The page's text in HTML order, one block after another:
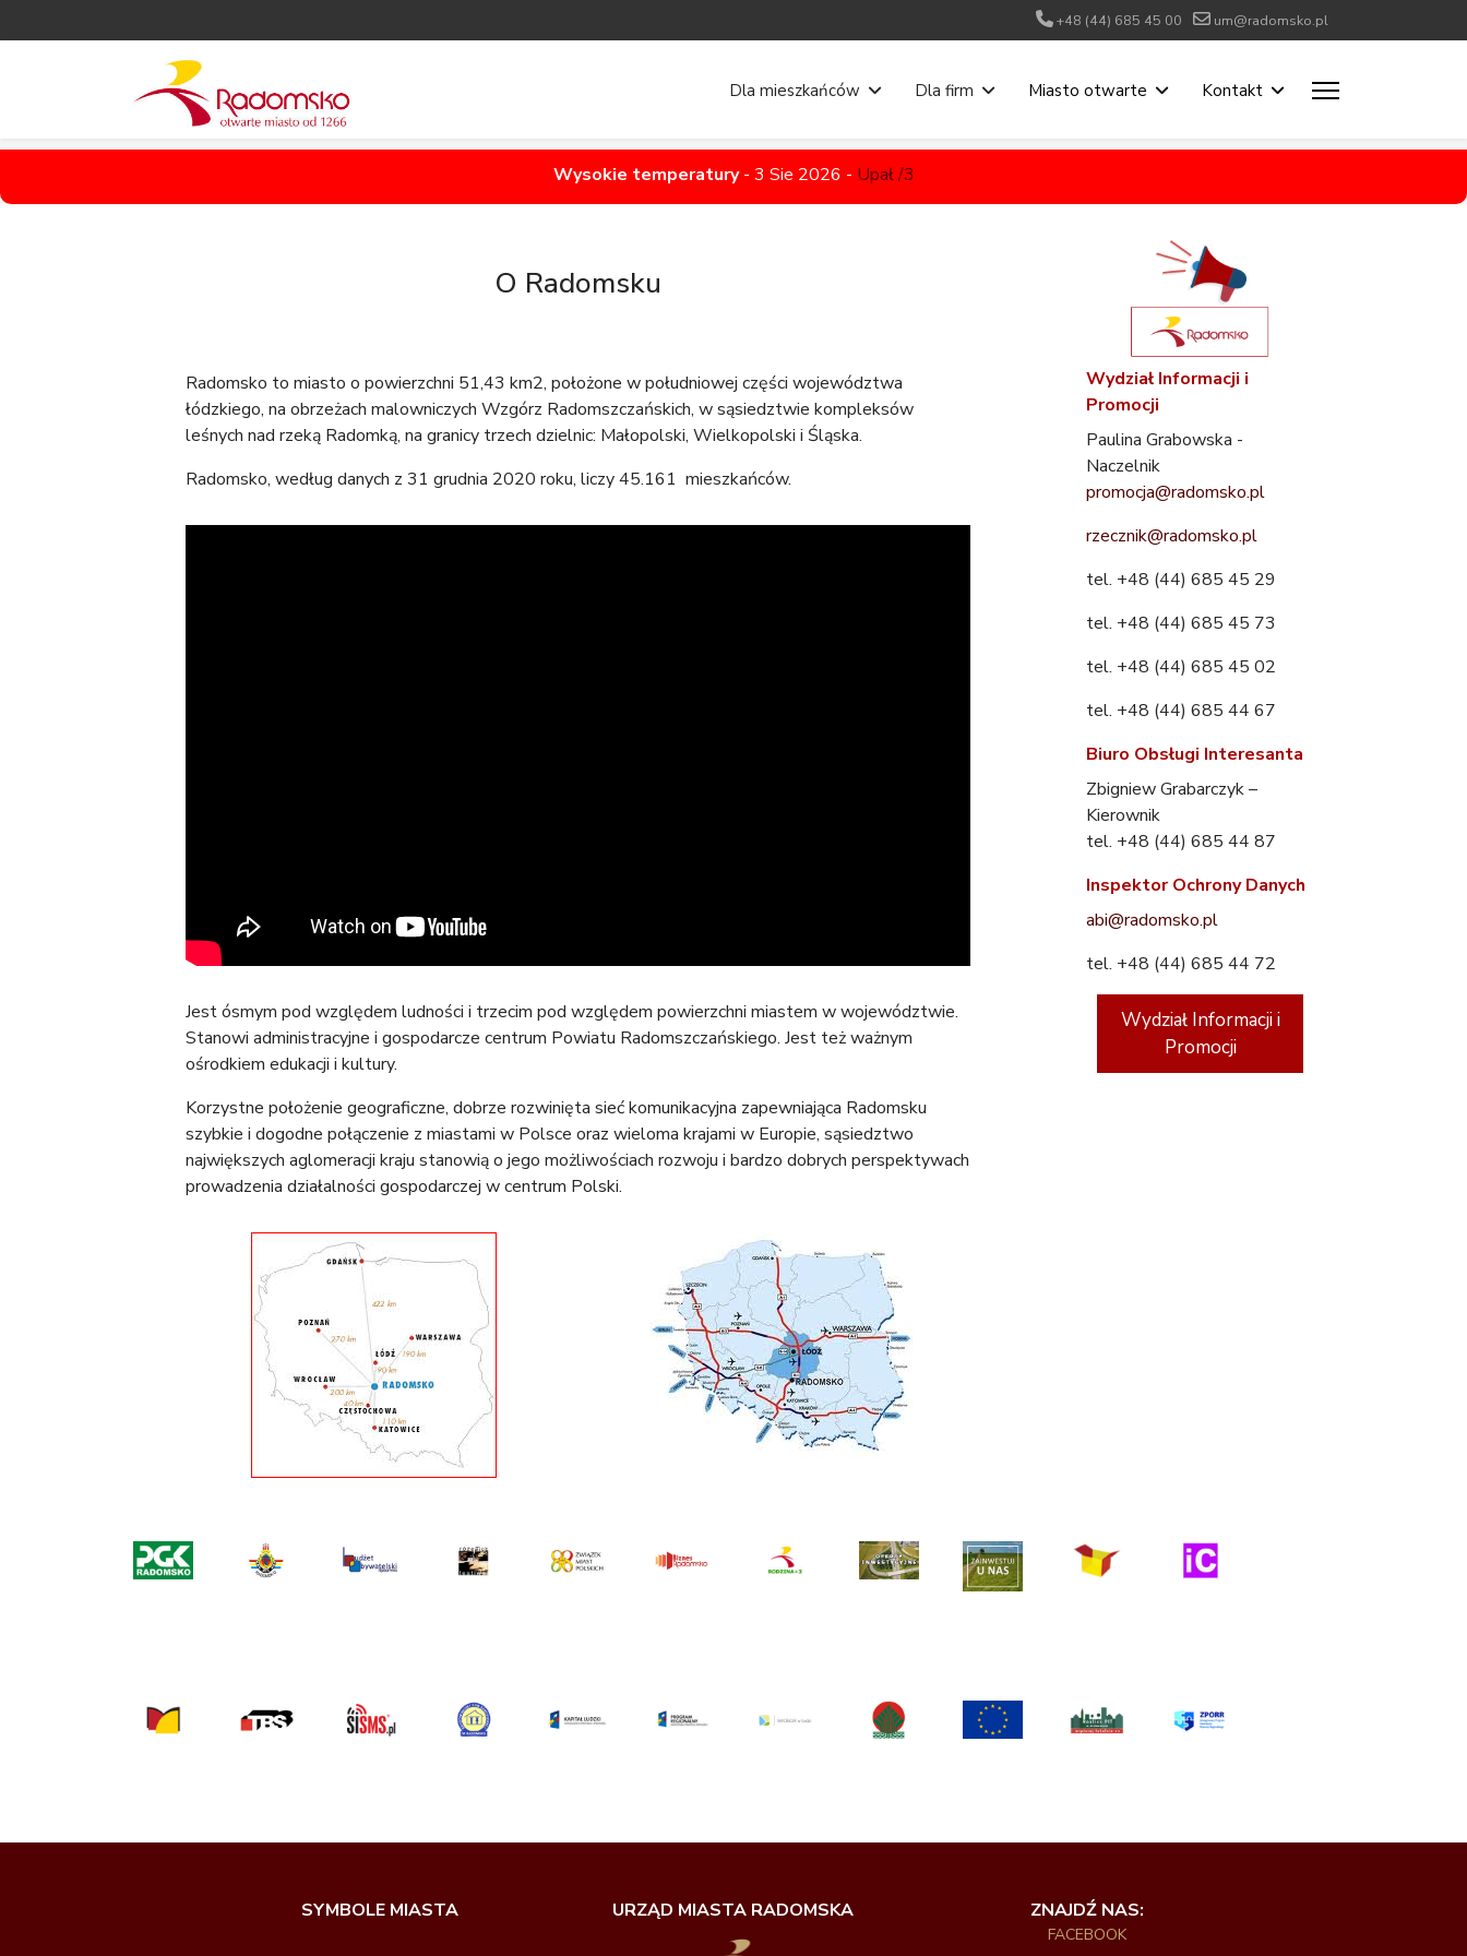
+48 (44) 685 45 00 um@radomsko.pl
Dla mieszkańców Dla firm Miasto otwarte Kontakt
Wysokie temperatury- 3 Sie 2026 - Upał /3
O Radomsku
Radomsko to miasto o powierzchni 51,43 km2, położone w południowej części województwa
łódzkiego, na obrzeżach malowniczych Wzgórz Radomszczańskich, w sąsiedztwie kompleksów
leśnych nad rzeką Radomką, na granicy trzech dzielnic: Małopolski, Wielkopolski i Śląska.
Radomsko, według danych z 31 grudnia 2020 roku, liczy 45.161 mieszkańców.
Jest ósmym pod względem ludności i trzecim pod względem powierzchni miastem w województwie.
Stanowi administracyjne i gospodarcze centrum Powiatu Radomszczańskiego. Jest też ważnym
ośrodkiem edukacji i kultury.
Korzystne położenie geograficzne, dobrze rozwinięta sieć komunikacyjna zapewniająca Radomsku
szybkie i dogodne połączenie z miastami w Polsce oraz wieloma krajami w Europie, sąsiedztwo
największych aglomeracji kraju stanowią o jego możliwościach rozwoju i bardzo dobrych perspektywach
prowadzenia działalności gospodarczej w centrum Polski.
Wydział Informacji i
Promocji
Paulina Grabowska -
Naczelnik
promocja@radomsko.pl
rzecznik@radomsko.pl
tel. +48 (44) 685 45 29
tel. +48 (44) 685 45 73
tel. +48 (44) 685 45 02
tel. +48 (44) 685 44 67
Biuro Obsługi Interesanta
Zbigniew Grabarczyk –
Kierownik
tel. +48 (44) 685 44 87
Inspektor Ochrony Danych
abi@radomsko.pl
tel. +48 (44) 685 44 72
Wydział Informacji i
Promocji
SYMBOLE MIASTA URZĄD MIASTA RADOMSKA ZNAJDŹ NAS:
FACEBOOK